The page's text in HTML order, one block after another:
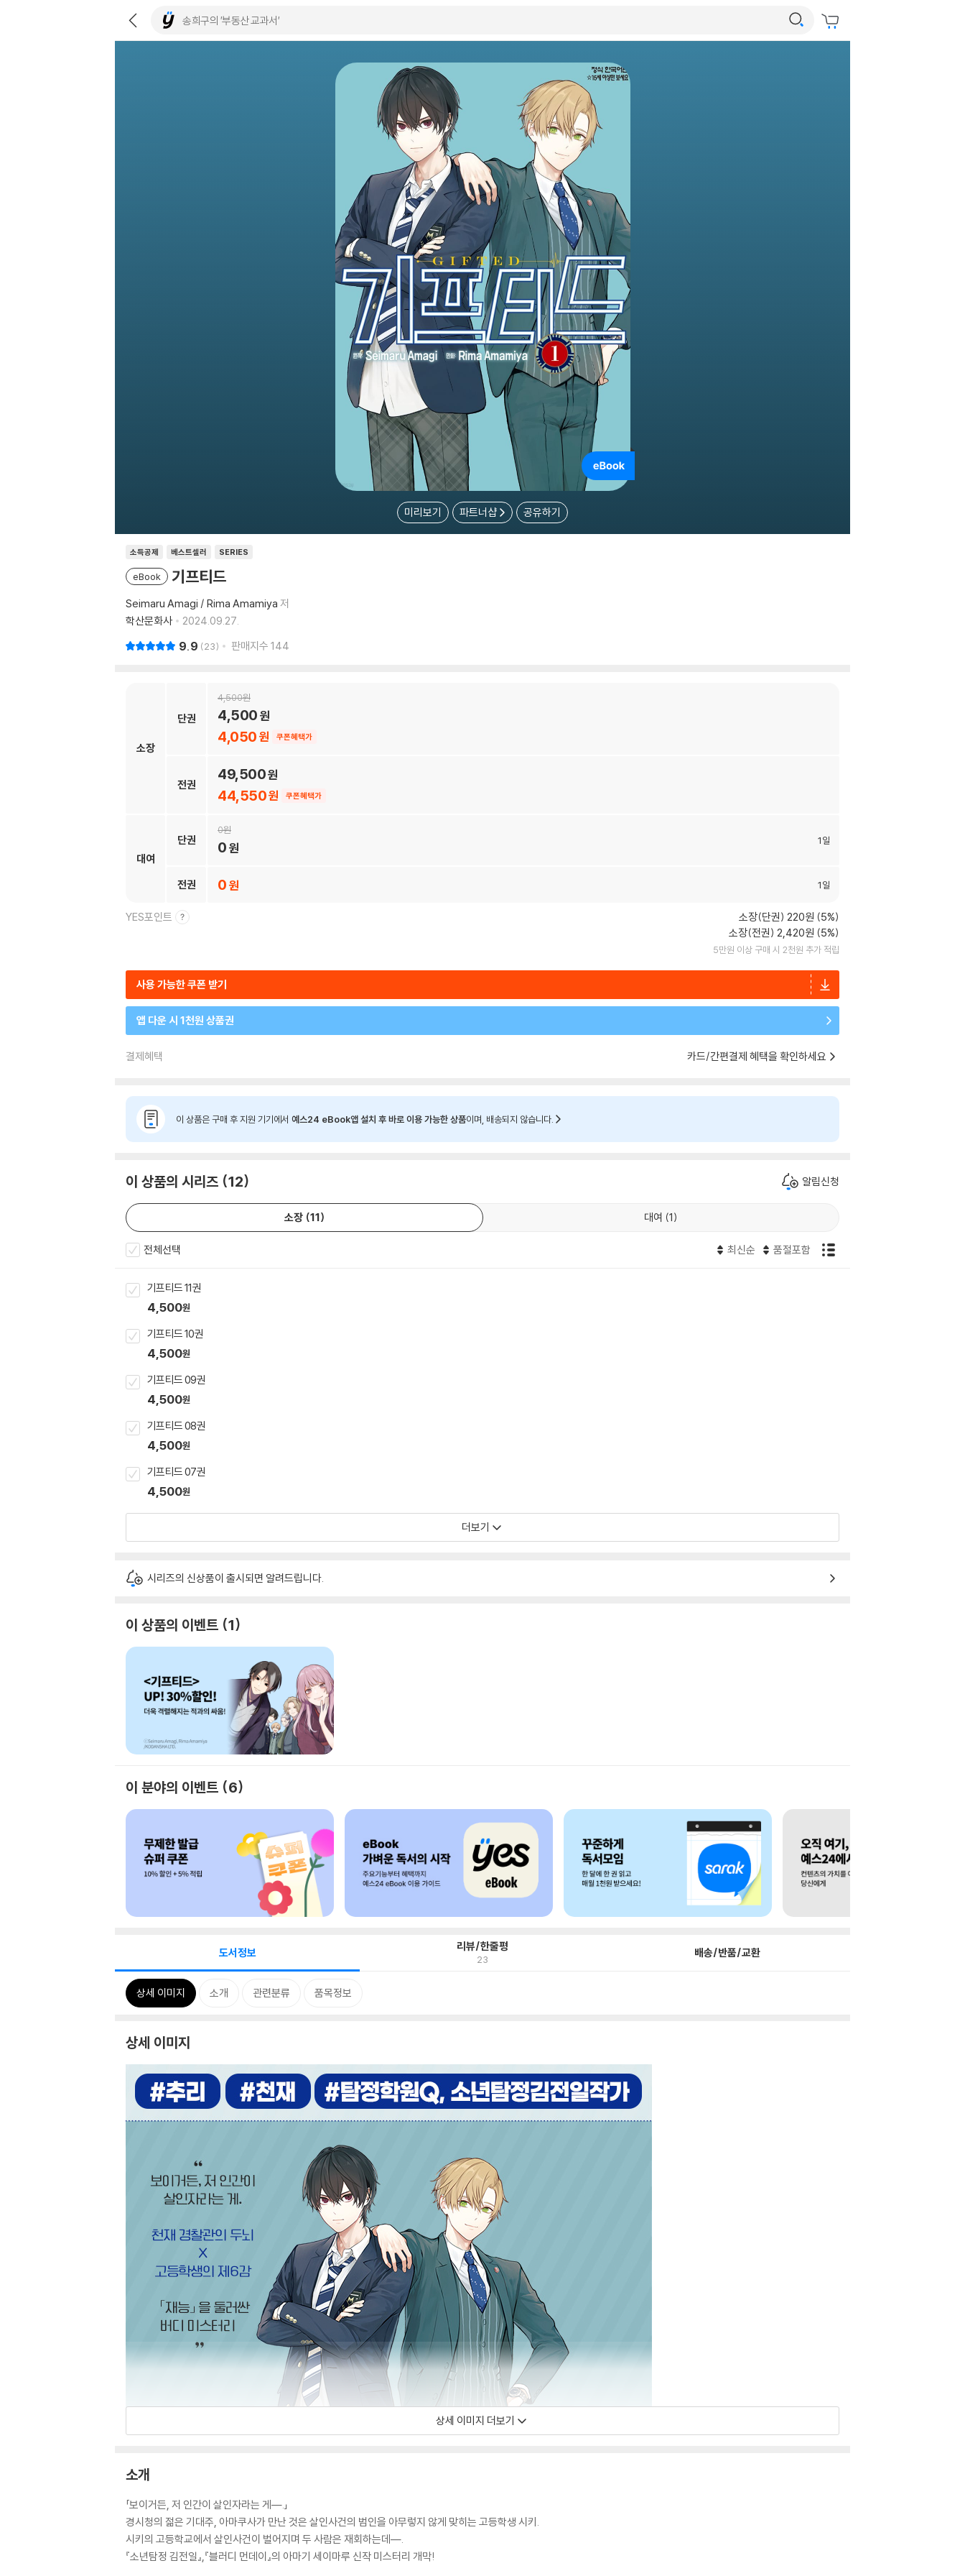
미리보기 파트너샵 공유하기
소득공제 베스트셀러 SERIES
eBook 기프티드
Seimaru Amagi / Rima Amamiya 저
학산문화사
2024.09.27.
9.9 23 판매지수 144
소장
단권
4,500
4,050 쿠폰혜택가
4,500
전권
44,550 쿠폰혜택가
49,500
대여
단권
0
0 1일
전권 0 1일
YES포인트
소장(단권) 220원 (5%)
소장(전권) 2,420원 (5%)
5만원 이상 구매 시 2천원 추가 적립
사용 가능한 쿠폰 받기
앱 다운 시 1천원 상품권
결제혜택 카드/간편결제 혜택을 확인하세요
이 상품은 구매 후 지원 기기에서 예스24 eBook앱 설치 후 바로 이용 가능한 상품이며, 배송되지 않습니다.
이 상품의 시리즈 12 알림신청
소장 (11) 대여 (1)
전체선택 최신순 품절포함
기프티드 11권
4,500원
기프티드 10권
4,500원
기프티드 09권
4,500원
기프티드 08권
4,500원
기프티드 07권
4,500원
더보기
시리즈의 신상품이 출시되면 알려드립니다.
이 상품의 이벤트 1
이 분야의 이벤트 6
도서정보 리뷰/한줄평
23 배송/반품/교환
상세 이미지 소개 관련분류 품목정보
상세 이미지
상세 이미지 더보기
소개
「보이거든, 저 인간이 살인자라는 게―.」
경시청의 젊은 기대주, 아마쿠사가 만난 것은 살인사건의 범인을 아무렇지 않게 맞히는 고등학생 시키.
시키의 고등학교에서 살인사건이 벌어지며 두 사람은 재회하는데―.
『소년탐정 김전일』,『블러디 먼데이』의 아마기 세이마루 신작 미스터리 개막!